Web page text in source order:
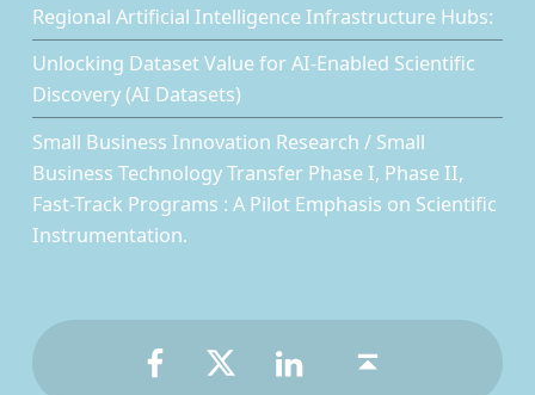
Regional Artificial Intelligence Infrastructure Hubs:
Unlocking Dataset Value for AI-Enabled Scientific
Discovery (AI Datasets)
Small Business Innovation Research / Small
Business Technology Transfer Phase I, Phase II,
Fast-Track Programs : A Pilot Emphasis on Scientific
Instrumentation.